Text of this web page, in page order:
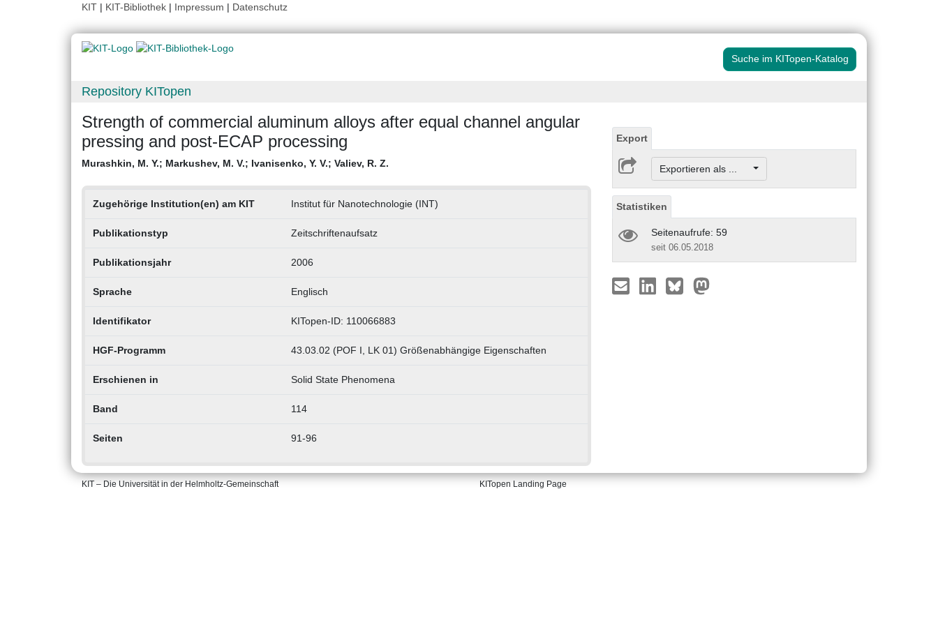
KIT | KIT-Bibliothek | Impressum | Datenschutz
Suche im KITopen-Katalog
Repository KITopen
Strength of commercial aluminum alloys after equal channel angular
pressing and post-ECAP processing
Murashkin, M. Y.; Markushev, M. V.; Ivanisenko, Y. V.; Valiev, R. Z.
Zugehörige Institution(en) am KIT Institut für Nanotechnologie (INT)
Publikationstyp Zeitschriftenaufsatz
Publikationsjahr 2006
Sprache Englisch
Identifikator KITopen-ID: 110066883
HGF-Programm 43.03.02 (POF I, LK 01) Größenabhängige Eigenschaften
Erschienen in Solid State Phenomena
Band 114
Seiten 91-96
Export
Exportieren als ...
Statistiken
Seitenaufrufe: 59
seit 06.05.2018
KIT – Die Universität in der Helmholtz-Gemeinschaft KITopen Landing Page